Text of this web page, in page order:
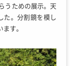
うための展示。天
た。分割鏡を模し
す。